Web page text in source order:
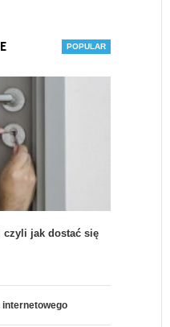
czyli jak dostać się